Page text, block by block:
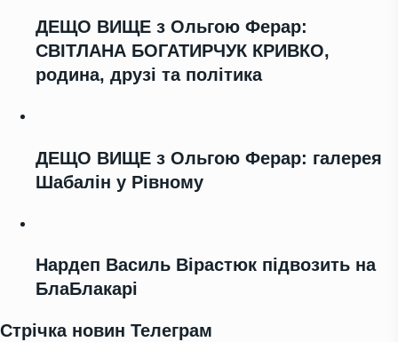
ДЕЩО ВИЩЕ з Ольгою Ферар:
СВІТЛАНА БОГАТИРЧУК КРИВКО,
родина, друзі та політика
ДЕЩО ВИЩЕ з Ольгою Ферар: галерея
Шабалін у Рівному
Нардеп Василь Вірастюк підвозить на
БлаБлакарі
Стрічка новин Телеграм